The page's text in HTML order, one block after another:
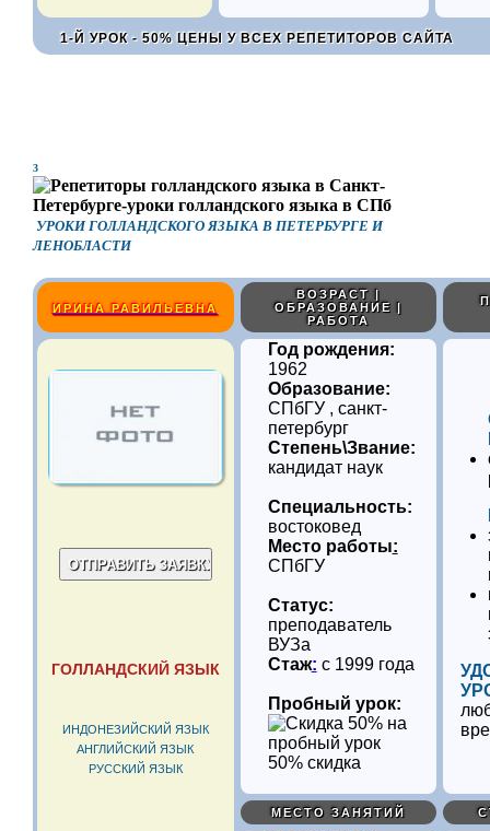
1-Й УРОК - 50% ЦЕНЫ У ВСЕХ РЕПЕТИТОРОВ САЙТА
3
УРОКИ ГОЛЛАНДСКОГО ЯЗЫКА В ПЕТЕРБУРГЕ И
ЛЕНОБЛАСТИ
ИРИНА РАВИЛЬЕВНА
ВОЗРАСТ |
ОБРАЗОВАНИЕ |
РАБОТА
ГОЛЛАНДСКИЙ ЯЗЫК
ИНДОНЕЗИЙСКИЙ ЯЗЫК
АНГЛИЙСКИЙ ЯЗЫК
РУССКИЙ ЯЗЫК
Год рождения:
1962
Образование:
СПбГУ , санкт-
петербург
Степень\Звание:
кандидат наук
Специальность:
востоковед
Место работы:
СПбГУ
Статус:
преподаватель
ВУЗа
Стаж: с 1999 года
Пробный урок:
50% скидка
МЕСТО ЗАНЯТИЙ